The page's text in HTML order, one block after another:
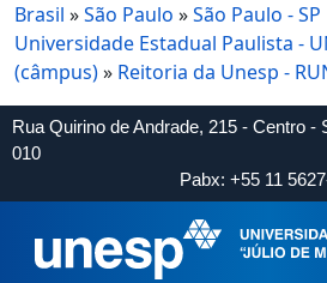
Brasil »São Paulo »São Paulo - SP
Universidade Estadual Paulista -
(câmpus)» Reitoria da Unesp -
Rua Quirino de Andrade, 215 - Centro -
010
Pabx: +55 11